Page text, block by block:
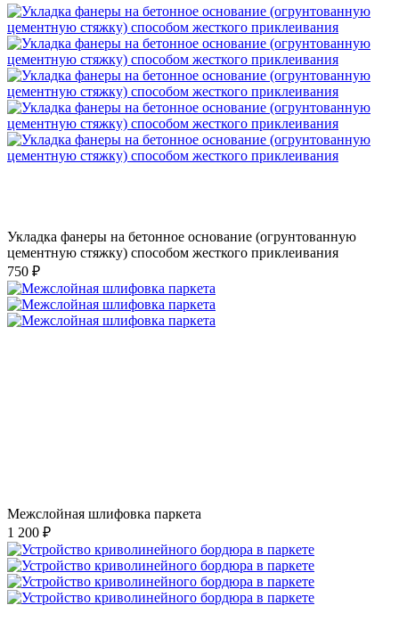
Укладка фанеры на бетонное основание (огрунтованную
цементную стяжку) способом жесткого приклеивания
750 ₽
Межслойная шлифовка паркета
1 200 ₽